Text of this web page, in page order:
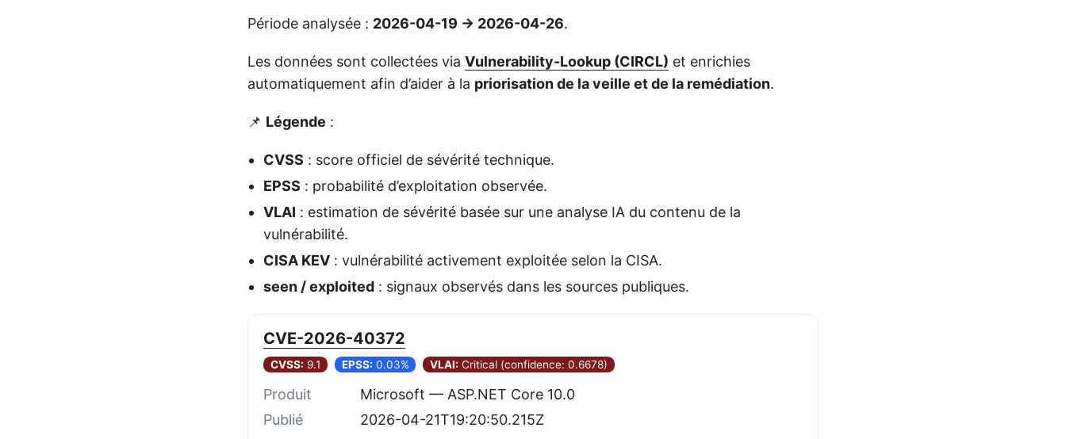
Période analysée : 2026-04-19 → 2026-04-26.
Les données sont collectées via Vulnerability-Lookup (CIRCL) et enrichies
automatiquement afin d’aider à la priorisation de la veille et de la remédiation.
📌 Légende :
CVSS : score officiel de sévérité technique.
EPSS : probabilité d’exploitation observée.
VLAI : estimation de sévérité basée sur une analyse IA du contenu de la
vulnérabilité.
CISA KEV : vulnérabilité activement exploitée selon la CISA.
seen / exploited : signaux observés dans les sources publiques.
CVE-2026-40372
CVSS: 9.1 EPSS: 0.03% VLAI: Critical (confidence: 0.6678)
Produit
Microsoft — ASP.NET Core 10.0
Publié
2026-04-21T19:20:50.215Z